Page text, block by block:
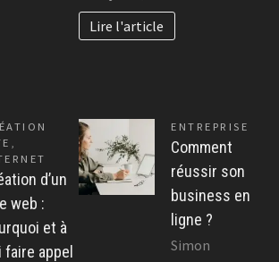
Lire l'article
,
d’un
web :
et à
faire appel
ENTREPRISE
Comment
réussir son
business en
ligne ?
Simon